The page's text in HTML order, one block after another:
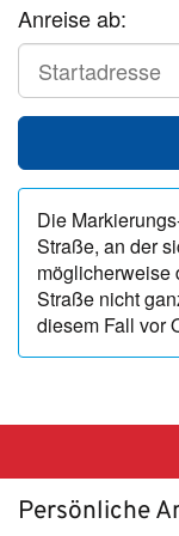
Anreise ab:
Start
Die
Straße, an der
möglicherweise
Straße nicht
diesem Fall vor
Persönliche